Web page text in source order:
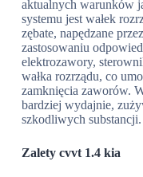
aktualnych warunków
systemu jest wałek
zębate, napędzane
zastosowaniu
elektrozawory,
wałka rozrządu, co
zamknięcia zaworów.
bardziej wydajnie,
szkodliwych substancji.
Zalety cvvt 1.4 kia